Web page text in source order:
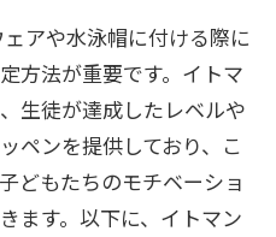
アや水泳帽に付ける際に
方法が重要です。イトマ
生徒が達成したレベルや
ペンを提供しており、こ
どもたちのモチベーショ
ます。以下に、イトマン